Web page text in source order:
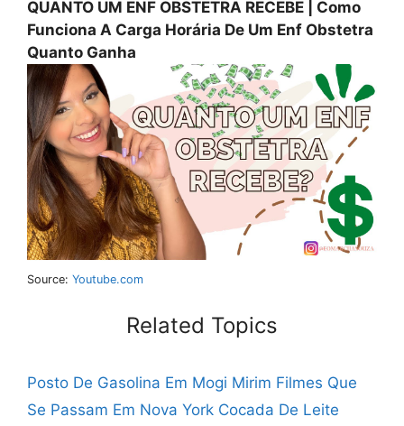
QUANTO UM ENF OBSTETRA RECEBE | Como
Funciona A Carga Horária De Um Enf Obstetra
Quanto Ganha
Source: Youtube.com
Related Topics
Posto De Gasolina Em Mogi Mirim Filmes Que
Se Passam Em Nova York Cocada De Leite